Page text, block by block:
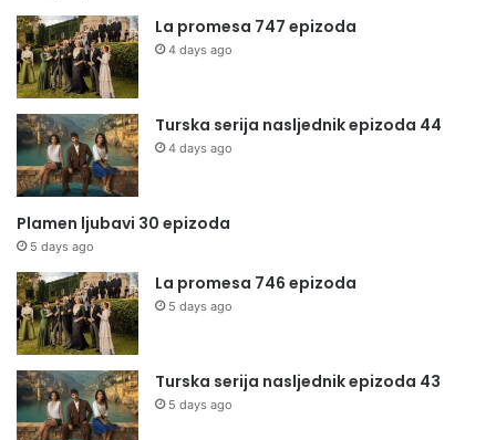
La promesa 747 epizoda
4 days ago
Turska serija nasljednik epizoda 44
4 days ago
Plamen ljubavi 30 epizoda
5 days ago
La promesa 746 epizoda
5 days ago
Turska serija nasljednik epizoda 43
5 days ago